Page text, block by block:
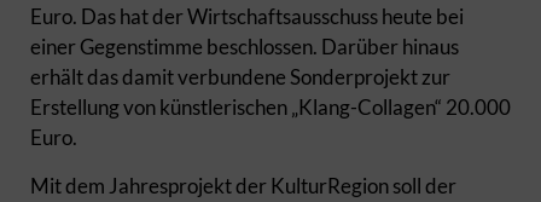
Euro. Das hat der Wirtschaftsausschuss heute bei
einer Gegenstimme beschlossen. Darüber hinaus
erhält das damit verbundene Sonderprojekt zur
Erstellung von künstlerischen „Klang-Collagen“ 20.000
Euro.
Mit dem Jahresprojekt der KulturRegion soll der